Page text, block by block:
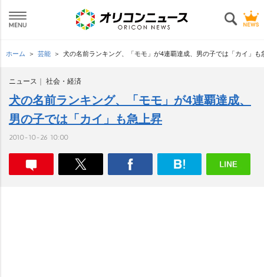
ホーム 芸能 犬の名前ランキング、「モモ」が4連覇達成、男の子では「カイ」も
ニュース 社会・経済
犬の名前ランキング、「モモ」が4連覇達成、
男の子では「カイ」も急上昇
2010-10-26 10:00